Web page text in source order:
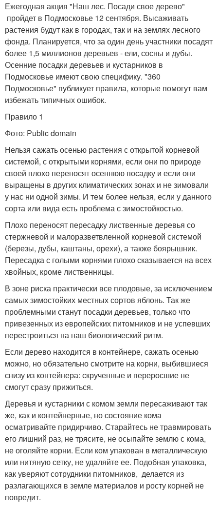
Ежегодная акция "Наш лес. Посади свое дерево"
пройдет в Подмосковье 12 сентября. Высаживать
растения будут как в городах, так и на землях лесного
фонда. Планируется, что за один день участники посадят
более 1,5 миллионов деревьев - ели, сосны и дубы.
Осенние посадки деревьев и кустарников в
Подмосковье имеют свою специфику. "360
Подмосковье" публикует правила, которые помогут вам
избежать типичных ошибок.
Правило 1
Фото: Public domain
Нельзя сажать осенью растения с открытой корневой
системой, с открытыми корнями, если они по природе
своей плохо переносят осеннюю посадку и если они
выращены в других климатических зонах и не зимовали
у нас ни одной зимы. И тем более нельзя, если у данного
сорта или вида есть проблема с зимостойкостью.
Плохо переносят пересадку лиственные деревья со
стержневой и малоразветвленной корневой системой
(березы, дубы, каштаны, орехи), а также боярышник.
Пересадка с голыми корнями плохо сказывается на всех
хвойных, кроме лиственницы.
В зоне риска практически все плодовые, за исключением
самых зимостойких местных сортов яблонь. Так же
проблемными станут посадки деревьев, только что
привезенных из европейских питомников и не успевших
перестроиться на наш биологический ритм.
Если дерево находится в контейнере, сажать осенью
можно, но обязательно смотрите на корни, выбившиеся
снизу из контейнера: скрученные и переросшие не
смогут сразу прижиться.
Деревья и кустарники с комом земли пересаживают так
же, как и контейнерные, но состояние кома
осматривайте придирчиво. Старайтесь не травмировать
его лишний раз, не трясите, не осыпайте землю с кома,
не оголяйте корни. Если ком упакован в металлическую
или нитяную сетку, не удаляйте ее. Подобная упаковка,
как уверяют сотрудники питомников, делается из
разлагающихся в земле материалов и росту корней не
повредит.